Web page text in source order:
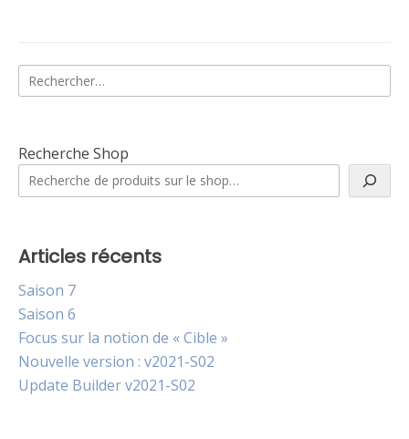
Rechercher :
Recherche Shop
Articles récents
Saison 7
Saison 6
Focus sur la notion de « Cible »
Nouvelle version : v2021-S02
Update Builder v2021-S02